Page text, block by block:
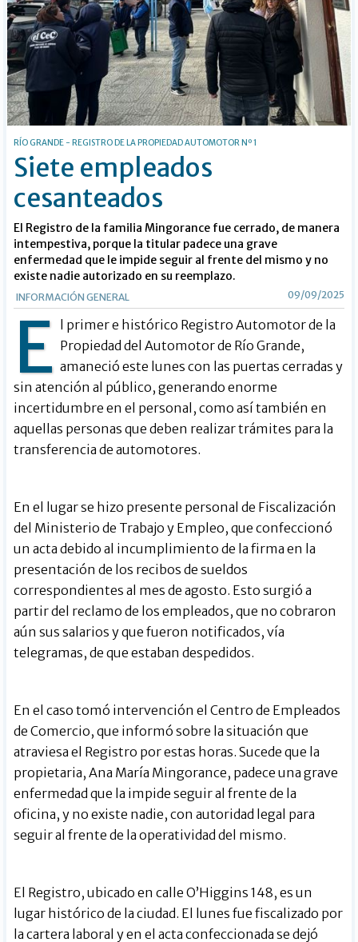
RÍO GRANDE - REGISTRO DE LA PROPIEDAD AUTOMOTOR Nº 1
Siete empleados
cesanteados
El Registro de la familia Mingorance fue cerrado, de manera
intempestiva, porque la titular padece una grave
enfermedad que le impide seguir al frente del mismo y no
existe nadie autorizado en su reemplazo.
INFORMACIÓN GENERAL 09/09/2025
E l primer e histórico Registro Automotor de la
Propiedad del Automotor de Río Grande,
amaneció este lunes con las puertas cerradas y
sin atención al público, generando enorme
incertidumbre en el personal, como así también en
aquellas personas que deben realizar trámites para la
transferencia de automotores.
En el lugar se hizo presente personal de Fiscalización
del Ministerio de Trabajo y Empleo, que confeccionó
un acta debido al incumplimiento de la firma en la
presentación de los recibos de sueldos
correspondientes al mes de agosto. Esto surgió a
partir del reclamo de los empleados, que no cobraron
aún sus salarios y que fueron notificados, vía
telegramas, de que estaban despedidos.
En el caso tomó intervención el Centro de Empleados
de Comercio, que informó sobre la situación que
atraviesa el Registro por estas horas. Sucede que la
propietaria, Ana María Mingorance, padece una grave
enfermedad que la impide seguir al frente de la
oficina, y no existe nadie, con autoridad legal para
seguir al frente de la operatividad del mismo.
El Registro, ubicado en calle O’Higgins 148, es un
lugar histórico de la ciudad. El lunes fue fiscalizado por
la cartera laboral y en el acta confeccionada se dejó